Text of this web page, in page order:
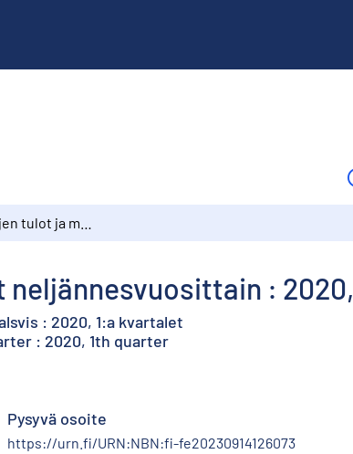
:
: 2020, 1:a kvartalet
: 2020, 1th quarter
Pysyvä osoite
https://urn.fi/URN:NBN:fi-fe20230914126073